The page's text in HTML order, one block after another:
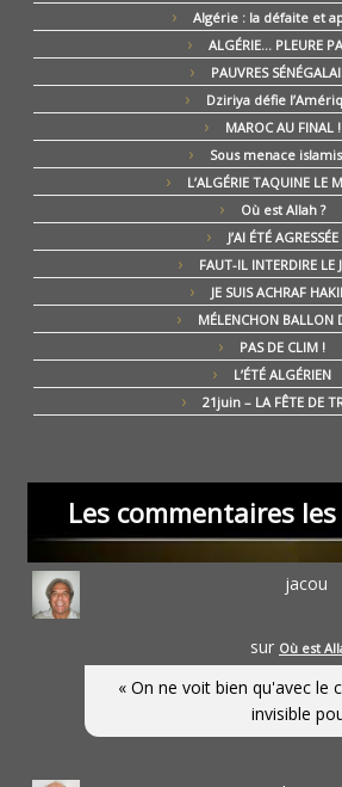
Algérie : la défaite et
ALGÉRIE… PLEURE
PAUVRES
Dziriya défie
MAROC AU FINAL !
Sous menace
L’ALGÉRIE TAQUINE LE
Où est Allah ?
J’AI ÉTÉ AGRESSÉE
FAUT-IL INTERDIRE LE
JE SUIS ACHRAF
MÉLENCHON BALLON
PAS DE CLIM !
L’ÉTÉ ALGÉRIEN
21juin – LA FÊTE DE
Les commentaires
jacou
sur Où est
« On ne voit bien qu'avec le
invisible